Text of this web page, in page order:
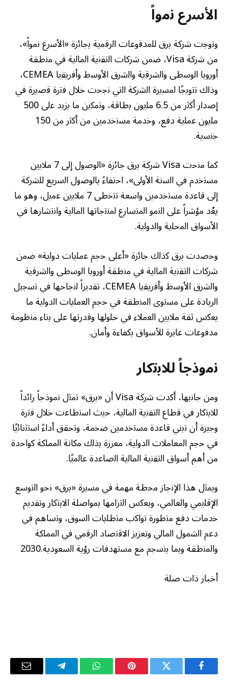
اﻷﺳرع ﻧﻣواً
وﺗوﺟت ﺷرﻛﺔ ﺑرق ﻟﻠﻣدﻓوﻋﺎت اﻟرﻗﻣﯾﺔ ﺑﺟﺎﺋزة «اﻷﺳرع ﻧﻣواً»،
ﻣن ﺷرﻛﺔ Visa، ﺿﻣن ﺷرﻛﺎت اﻟﺗﻘﻧﯾﺔ اﻟﻣﺎﻟﯾﺔ ﻓﻲ ﻣﻧطﻘﺔ
أوروﺑﺎ اﻟوﺳطﻰ واﻟﺷرﻗﯾﺔ واﻟﺷرق اﻷوﺳط وأﻓرﯾﻘﯾﺎ CEMEA،
وذﻟك ﺗﺗوﯾﺟًﺎ ﻟﻣﺳﯾرة اﻟﺷرﻛﺔ اﻟﺗﻲ ﻧﺟﺣت ﺧﻼل ﻓﺗرة ﻗﺻﯾرة ﻓﻲ
إﺻدار أﻛﺛر ﻣن 6.5 ﻣﻠﯾون ﺑطﺎﻗﺔ، وﺗﻣﻛﯾن ﻣﺎ ﯾزﯾد ﻋلى 500
ﻣﻠﯾون ﻋﻣﻠﯾﺔ دﻓﻊ، وﺧدﻣﺔ ﻣﺳﺗﺧدﻣﯾن ﻣن أﻛﺛر ﻣن 150
ﺟﻧﺳﯾﺔ.
ﻛﻣﺎ ﻣﻧﺣت Visa ﺷرﻛﺔ ﺑرق ﺟﺎﺋزة «اﻟوﺻول إﻟﻰ 7 ﻣﻼﯾﯾن
ﻣﺳﺗﺧدم ﻓﻲ اﻟﺳﻧﺔ اﻷوﻟﻰ»، اﺣﺗﻔﺎءً ﺑﺎﻟوﺻول اﻟﺳرﯾﻊ ﻟﻠﺷرﻛﺔ
إﻟﻰ ﻗﺎﻋدة ﻣﺳﺗﺧدﻣﯾن واﺳﻌﺔ ﺗﺗﺧطﻰ 7 ﻣﻼﯾﯾن ﻋﻣﯾل، وھو ﻣﺎ
ﯾﻌُد ﻣؤﺷراً ﻋﻠﻰ اﻟﻧﻣو اﻟﻣﺗﺳﺎرع ﻟﻣﻧﺗﺟﺎﺗﮭﺎ اﻟﻣﺎﻟﯾﺔ واﻧﺗﺷﺎرھﺎ ﻓﻲ
اﻷﺳواق اﻟﻣﺣﻠﯾﺔ واﻟدوﻟﯾﺔ.
وﺣﺻدت ﺑرق ﻛذﻟك ﺟﺎﺋزة «أﻋﻠﻰ ﺣﺟم ﻋﻣﻠﯾﺎت دوﻟﯾﺔ» ﺿﻣن
ﺷرﻛﺎت اﻟﺗﻘﻧﯾﺔ اﻟﻣﺎﻟﯾﺔ ﻓﻲ ﻣﻧطﻘﺔ أوروﺑﺎ اﻟوﺳطﻰ واﻟﺷرﻗﯾﺔ
واﻟﺷرق اﻷوﺳط وأﻓرﯾﻘﯾﺎ CEMEA، ﺗﻘدﯾراً ﻟﻧﺟﺎﺣﮭﺎ ﻓﻲ ﺗﺳﺟﯾل
اﻟرﯾﺎدة ﻋﻠﻰ ﻣﺳﺗوى اﻟﻣﻧطﻘﺔ ﻓﻲ ﺣﺟم اﻟﻌﻣﻠﯾﺎت اﻟدوﻟﯾﺔ ﻣﺎ
ﯾﻌﻛس ﺛﻘﺔ ﻣﻼﯾﯾن اﻟﻌﻣﻼء ﻓﻲ ﺣﻠوﻟﮭﺎ وﻗدرﺗﮭﺎ ﻋﻠﻰ ﺑﻧﺎء ﻣﻧظوﻣﺔ
ﻣدﻓوﻋﺎت ﻋﺎﺑرة ﻟﻸﺳواق ﺑﻛﻔﺎءة وأﻣﺎن.
ﻧﻣوذﺟﺎً ﻟﻼﺑﺗﻛﺎر
وﻣن ﺟﺎﻧﺑﮭﺎ، أﻛدت ﺷرﻛﺔ Visa أن «ﺑرق» ﺗﻣﺛل ﻧﻣوذﺟﺎً راﺋداً
ﻟﻼﺑﺗﻛﺎر ﻓﻲ ﻗطﺎع اﻟﺗﻘﻧﯾﺔ اﻟﻣﺎﻟﯾﺔ، ﺣﯾث اﺳﺗطﺎﻋت ﺧﻼل ﻓﺗرة
وﺟﯾزة أن ﺗﺑﻧﻲ ﻗﺎﻋدة ﻣﺳﺗﺧدﻣﯾن ﺿﺧﻣﺔ، وﺗﺣﻘق أداءً اﺳﺗﺛﻧﺎﺋﯾًﺎ
ﻓﻲ ﺣﺟم اﻟﻣﻌﺎﻣﻼت اﻟدوﻟﯾﺔ، ﻣﻌززة ﺑذﻟك ﻣﻛﺎﻧﺔ اﻟﻣﻣﻠﻛﺔ ﻛواﺣدة
ﻣن أھم أﺳواق اﻟﺗﻘﻧﯾﺔ اﻟﻣﺎﻟﯾﺔ اﻟﺻﺎﻋدة ﻋﺎﻟﻣﯾًﺎ.
وﯾﻣﺛل ھذا اﻹﻧﺟﺎز ﻣﺣطﺔ ﻣﮭﻣﺔ ﻓﻲ ﻣﺳﯾرة «ﺑرق» ﻧﺣو اﻟﺗوﺳﻊ
اﻹﻗﻠﯾﻣﻲ واﻟﻌﺎﻟﻣﻲ، وﯾﻌﻛس اﻟﺗزاﻣﮭﺎ ﺑﻣواﺻﻠﺔ اﻻﺑﺗﻛﺎر وﺗﻘدﯾم
ﺧدﻣﺎت دﻓﻊ ﻣﺗطورة ﺗواﻛب ﻣﺗطﻠﺑﺎت اﻟﺳوق، وﺗﺳﺎھم ﻓﻲ
دﻋم اﻟﺷﻣول اﻟﻣﺎﻟﻲ وﺗﻌزﯾز اﻻﻗﺗﺻﺎد اﻟرﻗﻣﻲ ﻓﻲ اﻟﻣﻣﻠﻛﺔ
واﻟﻣﻧطﻘﺔ وﺑﻣﺎ ﯾﻧﺳﺟم ﻣﻊ ﻣﺳﺗﮭدﻓﺎت رؤﯾﺔ اﻟﺳﻌودﯾﺔ.2030
أخبار ذات صلة
فيسبوك تويتر بينتيريستواتساب تيلقرام البريد